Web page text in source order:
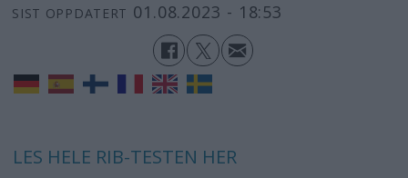
SIST OPPDATERT 01.08.2023 - 18:53
LES HELE RIB-TESTEN HER